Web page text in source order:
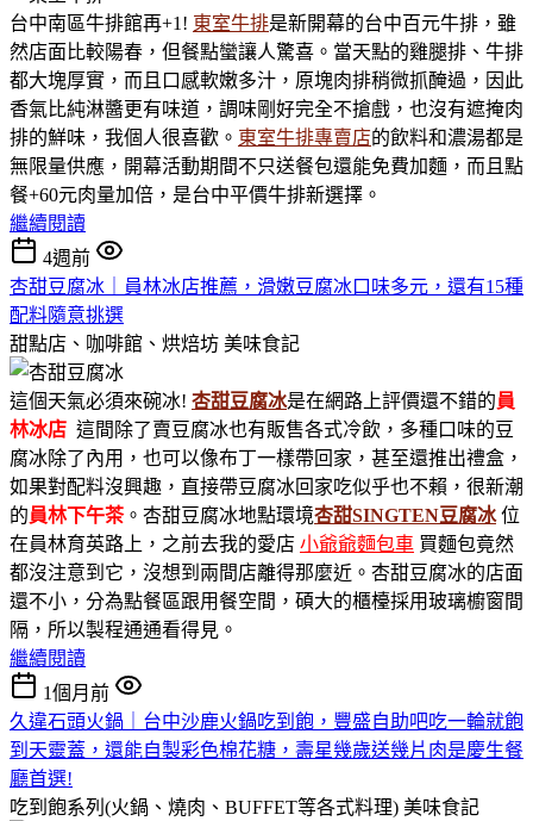
台中南區牛排館再+1! 東室牛排是新開幕的台中百元牛排，雖
然店面比較陽春，但餐點蠻讓人驚喜。當天點的雞腿排、牛排
都大塊厚實，而且口感軟嫩多汁，原塊肉排稍微抓醃過，因此
香氣比純淋醬更有味道，調味剛好完全不搶戲，也沒有遮掩肉
排的鮮味，我個人很喜歡。 東室牛排專賣店的飲料和濃湯都是
無限量供應，開幕活動期間不只送餐包還能免費加麵，而且點
餐+60元肉量加倍，是台中平價牛排新選擇。
繼續閱讀
4週前
杏甜豆腐冰｜員林冰店推薦，滑嫩豆腐冰口味多元，還有15種
配料隨意挑選
甜點店、咖啡館、烘焙坊 美味食記
這個天氣必須來碗冰! 杏甜豆腐冰是在網路上評價還不錯的員
林冰店 這間除了賣豆腐冰也有販售各式冷飲，多種口味的豆
腐冰除了內用，也可以像布丁一樣帶回家，甚至還推出禮盒，
如果對配料沒興趣，直接帶豆腐冰回家吃似乎也不賴，很新潮
的員林下午茶。杏甜豆腐冰地點環境杏甜SINGTEN豆腐冰 位
在員林育英路上，之前去我的愛店 小爺爺麵包車 買麵包竟然
都沒注意到它，沒想到兩間店離得那麼近。杏甜豆腐冰的店面
還不小，分為點餐區跟用餐空間，碩大的櫃檯採用玻璃櫥窗間
隔，所以製程通通看得見。
繼續閱讀
1個月前
久違石頭火鍋｜台中沙鹿火鍋吃到飽，豐盛自助吧吃一輪就飽
到天靈蓋，還能自製彩色棉花糖，壽星幾歲送幾片肉是慶生餐
廳首選!
吃到飽系列(火鍋、燒肉、BUFFET等各式料理) 美味食記